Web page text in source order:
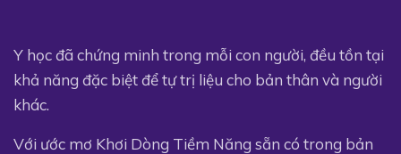
Y học đã chứng minh trong mỗi con người, đều tồn tại
khả năng đặc biệt để tự trị liệu cho bản thân và người
khác.
Với ước mơ Khơi Dòng Tiềm Năng sẵn có trong bản